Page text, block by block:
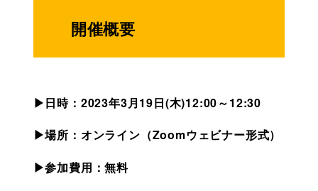
開催概要
▶日時：2023年3月19日(木)12:00～12:30
▶場所：オンライン（Zoomウェビナー形式）
▶参加費用：無料